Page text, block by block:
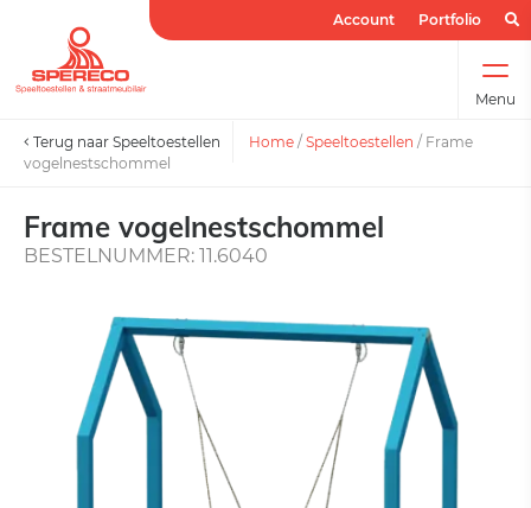
Account Portfolio
Menu
Terug naar Speeltoestellen Home / Speeltoestellen / Frame
vogelnestschommel
Frame vogelnestschommel
BESTELNUMMER: 11.6040